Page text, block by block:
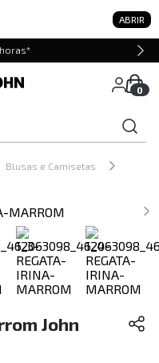
ABRIR
0
Blusas e Camisetas
John